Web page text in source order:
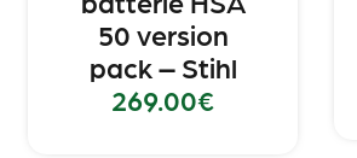
50 version
pack – Stihl
269.00€